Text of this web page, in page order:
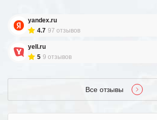
yandex.ru
4.7 97 отзывов
yell.ru
5 9 отзывов
Все отзывы